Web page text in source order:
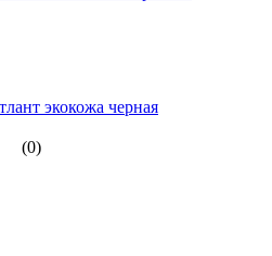
экокожа черная
(0)